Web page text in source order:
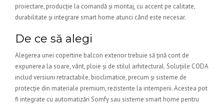
proiectare, producție la comandă și montaj, cu accent pe calitate,
durabilitate și integrare smart home atunci când este necesar.
De ce să alegi
Alegerea unei copertine balcon exterior trebuie să țină cont de
expunerea la soare, vânt, ploie și de stilul arhitectural. Soluțiile CODA
includ versiuni retractabile, bioclimatice, precum și sisteme de
protecție din materiale premium, rezistente la intemperii. Acestea pot
fi integrate cu automatizări Somfy sau sisteme smart home pentru